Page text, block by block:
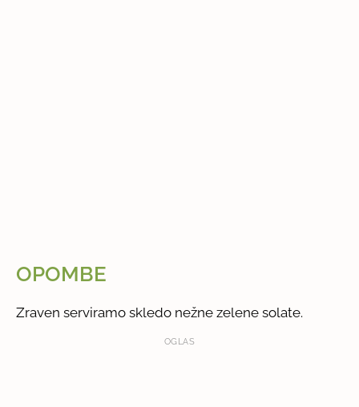
OPOMBE
Zraven serviramo skledo nežne zelene solate.
OGLAS